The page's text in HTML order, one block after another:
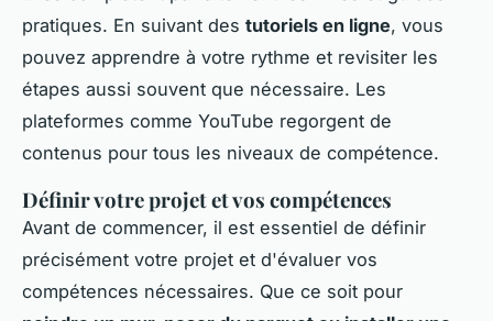
pratiques. En suivant des tutoriels en ligne, vous
pouvez apprendre à votre rythme et revisiter les
étapes aussi souvent que nécessaire. Les
plateformes comme YouTube regorgent de
contenus pour tous les niveaux de compétence.
Définir votre projet et vos compétences
Avant de commencer, il est essentiel de définir
précisément votre projet et d'évaluer vos
compétences nécessaires. Que ce soit pour